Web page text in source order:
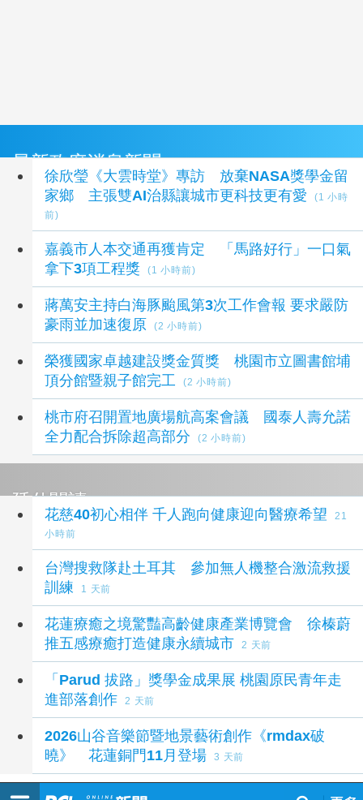
最新政府消息新聞
徐欣瑩《大雲時堂》專訪 放棄NASA獎學金留
家鄉 主張雙AI治縣讓城市更科技更有愛
(1 小時
前)
嘉義市人本交通再獲肯定 「馬路好行」一口氣
拿下3項工程獎
(1 小時前)
蔣萬安主持白海豚颱風第3次工作會報 要求嚴防
豪雨並加速復原
(2 小時前)
榮獲國家卓越建設獎金質獎 桃園市立圖書館埔
頂分館暨親子館完工
(2 小時前)
桃市府召開置地廣場航高案會議 國泰人壽允諾
全力配合拆除超高部分
(2 小時前)
延伸閱讀
花慈40初心相伴 千人跑向健康迎向醫療希望
21
小時前
台灣搜救隊赴土耳其 參加無人機整合激流救援
訓練
1 天前
花蓮療癒之境驚豔高齡健康產業博覽會 徐榛蔚
推五感療癒打造健康永續城市
2 天前
「Parud 拔路」獎學金成果展 桃園原民青年走
進部落創作
2 天前
2026山谷音樂節暨地景藝術創作《rmdax破
曉》 花蓮銅門11月登場
3 天前